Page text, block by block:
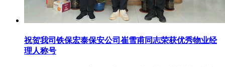
祝贺我司铁保宏泰保安公司崔雪甫同志荣获优秀物业经
理人称号